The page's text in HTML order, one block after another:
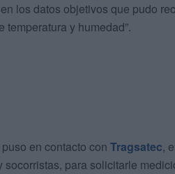
los datos objetivos que pudo
y humedad”.
en contacto con Tragsatec,
para solicitarle